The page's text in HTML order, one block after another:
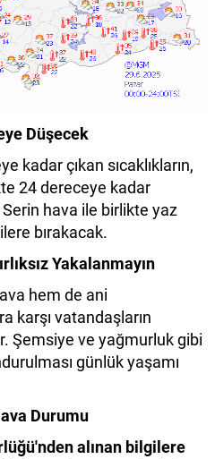
Düşecek
kadar çıkan sıcaklıkların,
24 dereceye kadar
hava ile birlikte yaz
bırakacak.
Yakalanmayın
hem de ani
karşı vatandaşların
Şemsiye ve yağmurluk gibi
günlük yaşamı
Durumu
alınan bilgilere